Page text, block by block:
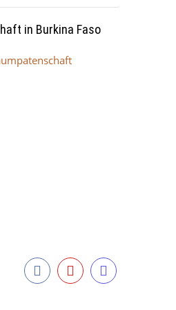
in Burkina Faso